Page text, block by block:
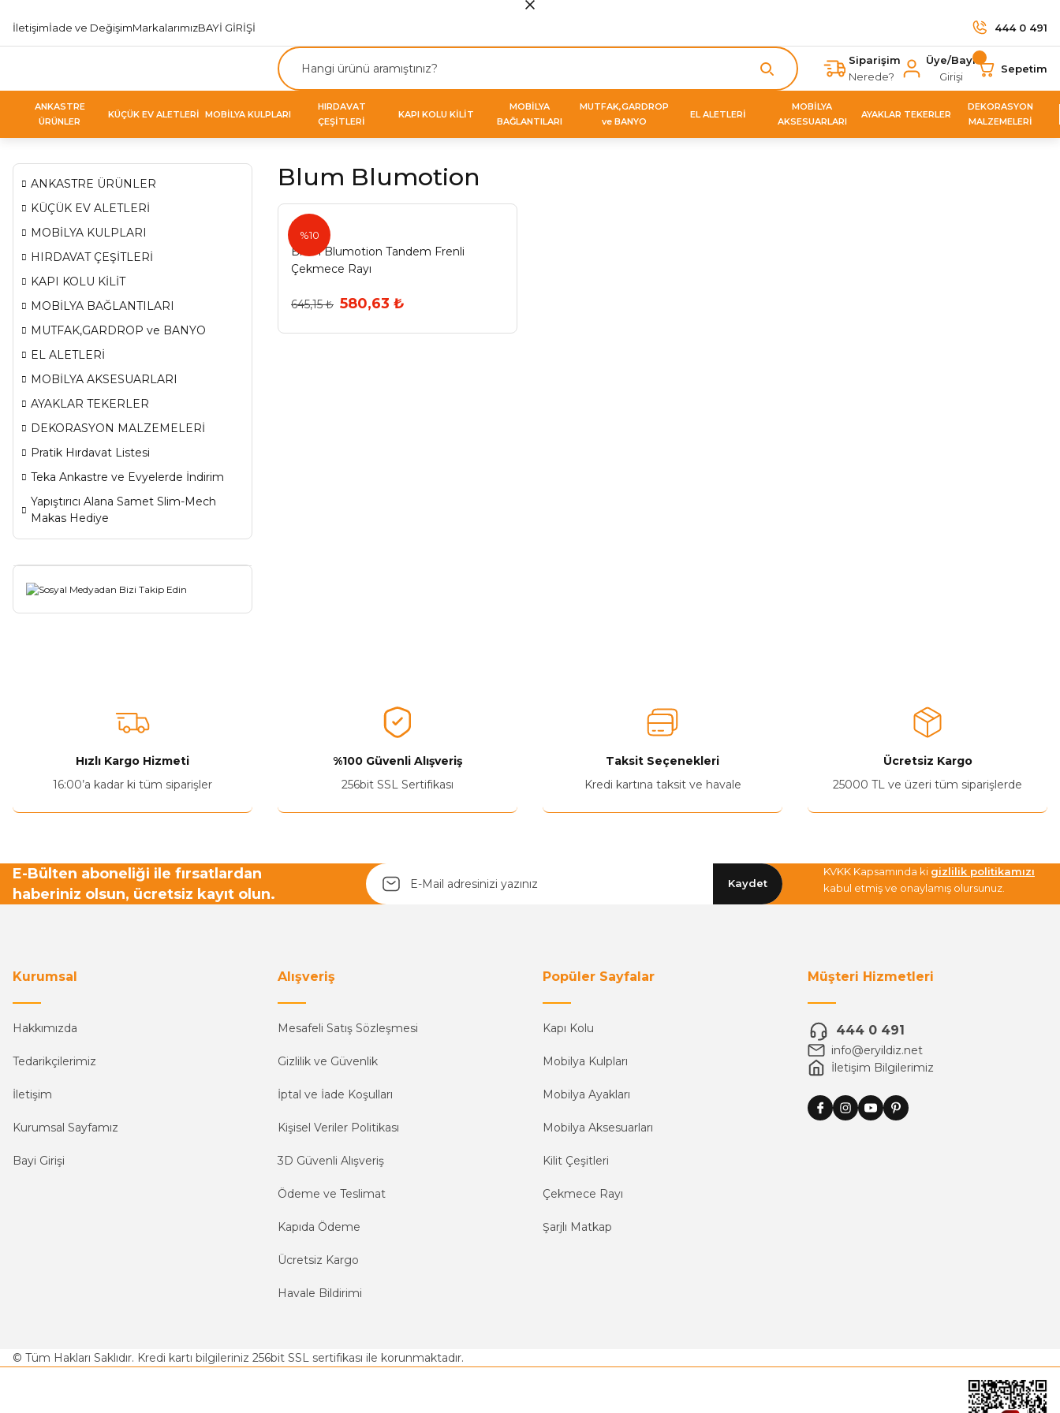
İletişimİade ve DeğişimMarkalarımızBAYİ GİRİŞİ 444 0 491
Siparişim
Nerede?
Üye/Bayi
Girişi
Sepetim
ANKASTRE
ÜRÜNLER
KÜÇÜK EV ALETLERİ MOBİLYA KULPLARI
HIRDAVAT
ÇEŞİTLERİ
KAPI KOLU KİLİT
MOBİLYA
BAĞLANTILARI
MUTFAK,GARDROP
ve BANYO
EL ALETLERİ
MOBİLYA
AKSESUARLARI
AYAKLAR TEKERLER
DEKORASYON
MALZEMELERİ
ANKASTRE ÜRÜNLER
KÜÇÜK EV ALETLERİ
MOBİLYA KULPLARI
HIRDAVAT ÇEŞİTLERİ
KAPI KOLU KİLİT
MOBİLYA BAĞLANTILARI
MUTFAK,GARDROP ve BANYO
EL ALETLERİ
MOBİLYA AKSESUARLARI
AYAKLAR TEKERLER
DEKORASYON MALZEMELERİ
Pratik Hırdavat Listesi
Teka Ankastre ve Evyelerde İndirim
Yapıştırıcı Alana Samet Slim-Mech
Makas Hediye
Blum Blumotion
%10
Blum
Blum Blumotion Tandem Frenli
Çekmece Rayı
645,15 ₺ 580,63 ₺
Hızlı Kargo Hizmeti
16:00’a kadar ki tüm siparişler
%100 Güvenli Alışveriş
256bit SSL Sertifikası
Taksit Seçenekleri
Kredi kartına taksit ve havale
Ücretsiz Kargo
25000 TL ve üzeri tüm siparişlerde
E-Bülten aboneliği ile fırsatlardan
haberiniz olsun, ücretsiz kayıt olun.
Kaydet
KVKK Kapsamında ki gizlilik politikamızı
kabul etmiş ve onaylamış olursunuz.
Kurumsal
Hakkımızda
Tedarikçilerimiz
İletişim
Kurumsal Sayfamız
Bayi Girişi
Alışveriş
Mesafeli Satış Sözleşmesi
Gizlilik ve Güvenlik
İptal ve İade Koşulları
Kişisel Veriler Politikası
3D Güvenli Alışveriş
Ödeme ve Teslimat
Kapıda Ödeme
Ücretsiz Kargo
Havale Bildirimi
Popüler Sayfalar
Kapı Kolu
Mobilya Kulpları
Mobilya Ayakları
Mobilya Aksesuarları
Kilit Çeşitleri
Çekmece Rayı
Şarjlı Matkap
Müşteri Hizmetleri
444 0 491
info@eryildiz.net
İletişim Bilgilerimiz
© Tüm Hakları Saklıdır. Kredi kartı bilgileriniz 256bit SSL sertifikası ile korunmaktadır.